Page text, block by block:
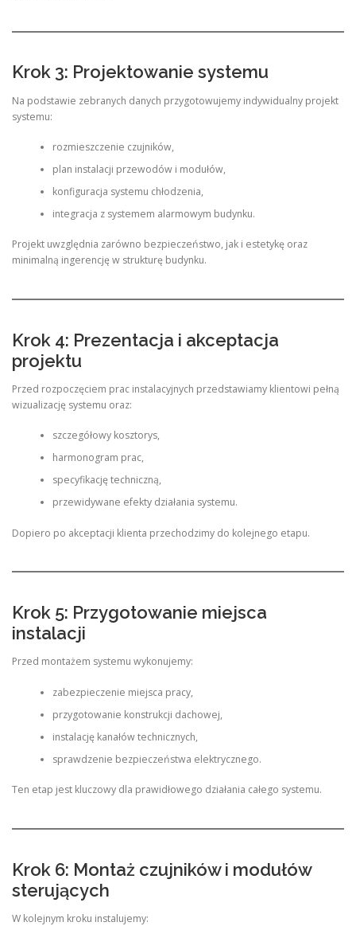
Krok 3: Projektowanie systemu
Na podstawie zebranych danych przygotowujemy indywidualny projekt
systemu:
rozmieszczenie czujników,
plan instalacji przewodów i modułów,
konfiguracja systemu chłodzenia,
integracja z systemem alarmowym budynku.
Projekt uwzględnia zarówno bezpieczeństwo, jak i estetykę oraz
minimalną ingerencję w strukturę budynku.
Krok 4: Prezentacja i akceptacja
projektu
Przed rozpoczęciem prac instalacyjnych przedstawiamy klientowi pełną
wizualizację systemu oraz:
szczegółowy kosztorys,
harmonogram prac,
specyfikację techniczną,
przewidywane efekty działania systemu.
Dopiero po akceptacji klienta przechodzimy do kolejnego etapu.
Krok 5: Przygotowanie miejsca
instalacji
Przed montażem systemu wykonujemy:
zabezpieczenie miejsca pracy,
przygotowanie konstrukcji dachowej,
instalację kanałów technicznych,
sprawdzenie bezpieczeństwa elektrycznego.
Ten etap jest kluczowy dla prawidłowego działania całego systemu.
Krok 6: Montaż czujników i modułów
sterujących
W kolejnym kroku instalujemy: